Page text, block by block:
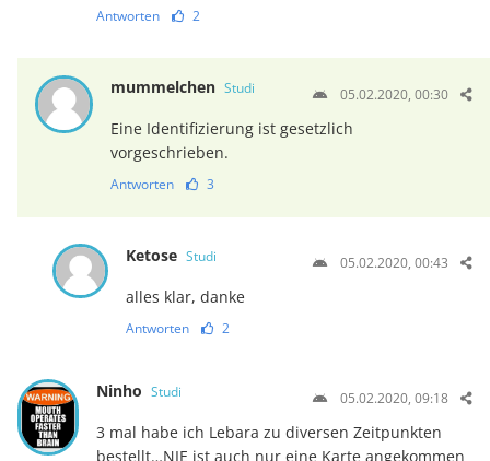
Antworten 2
mummelchen Studi 05.02.2020, 00:30
Eine Identifizierung ist gesetzlich
vorgeschrieben.
Antworten 3
Ketose Studi 05.02.2020, 00:43
alles klar, danke
Antworten 2
Ninho Studi 05.02.2020, 09:18
3 mal habe ich Lebara zu diversen Zeitpunkten
bestellt…NIE ist auch nur eine Karte angekommen